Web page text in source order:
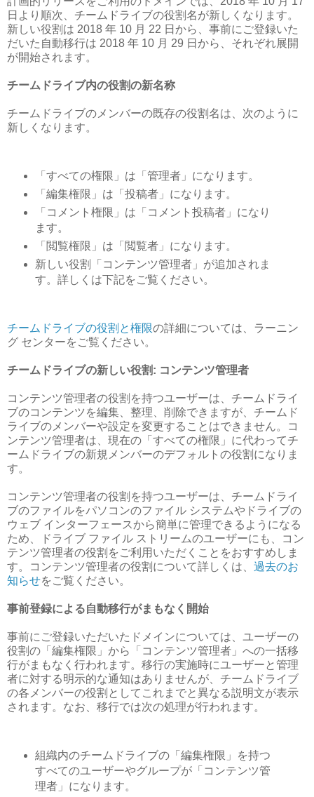
日より順次、チームドライブの役割名が新しくなります。
新しい役割は 2018 年 10 月 22 日から、事前にご登録いた
だいた自動移行は 2018 年 10 月 29 日から、それぞれ展開
が開始されます。
チームドライブ内の役割の新名称
チームドライブのメンバーの既存の役割名は、次のように
新しくなります。
「すべての権限」は「管理者」になります。
「編集権限」は「投稿者」になります。
「コメント権限」は「コメント投稿者」になり
ます。
「閲覧権限」は「閲覧者」になります。
新しい役割「コンテンツ管理者」が追加されま
す。詳しくは下記をご覧ください。
チームドライブの役割と権限の詳細については、ラーニン
グ センターをご覧ください。
チームドライブの新しい役割: コンテンツ管理者
コンテンツ管理者の役割を持つユーザーは、チームドライ
ブのコンテンツを編集、整理、削除できますが、チームド
ライブのメンバーや設定を変更することはできません。コ
ンテンツ管理者は、現在の「すべての権限」に代わってチ
ームドライブの新規メンバーのデフォルトの役割になりま
す。
コンテンツ管理者の役割を持つユーザーは、チームドライ
ブのファイルをパソコンのファイル システムやドライブの
ウェブ インターフェースから簡単に管理できるようになる
ため、ドライブ ファイル ストリームのユーザーにも、コン
テンツ管理者の役割をご利用いただくことをおすすめしま
す。コンテンツ管理者の役割について詳しくは、 過去のお
知らせをご覧ください。
事前登録による自動移行がまもなく開始
事前にご登録いただいたドメインについては、ユーザーの
役割の「編集権限」から「コンテンツ管理者」への一括移
行がまもなく行われます。移行の実施時にユーザーと管理
者に対する明示的な通知はありませんが、チームドライブ
の各メンバーの役割としてこれまでと異なる説明文が表示
されます。なお、移行では次の処理が行われます。
組織内のチームドライブの「編集権限」を持つ
すべてのユーザーやグループが「コンテンツ管
理者」になります。